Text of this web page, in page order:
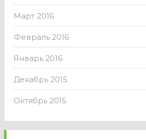
Март 2016
Февраль 2016
Январь 2016
Декабрь 2015
Октябрь 2015